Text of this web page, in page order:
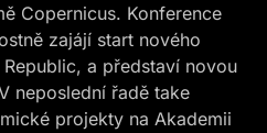
Copernicus. Konference
zajájí start nového
a představí novou
neposlední řadě take
projekty na Akademii